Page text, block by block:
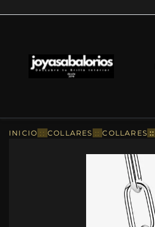
INICIO ::COLLARES ::COLLARES ::